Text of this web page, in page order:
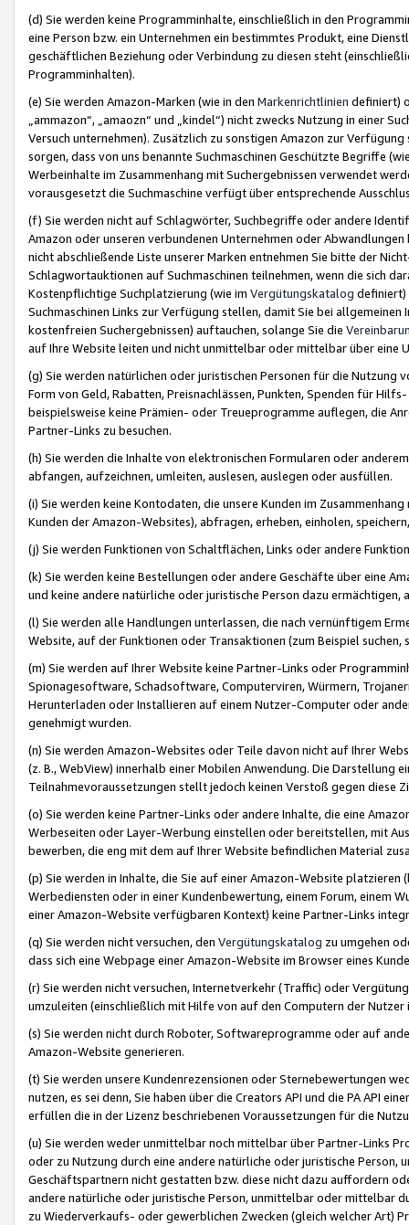
(d) Sie werden keine Programminhalte, einschließlich in den
eine Person bzw. ein Unternehmen ein bestimmtes Produkt, eine
geschäftlichen Beziehung oder Verbindung zu diesen steht
Programminhalten).
(e) Sie werden Amazon-Marken (wie in den Markenrichtlinien definiert)
„ammazon“, „amaozn“ und „kindel“) nicht zwecks Nutzung in einer
Versuch unternehmen). Zusätzlich zu sonstigen Amazon zur
sorgen, dass von uns benannte Suchmaschinen Geschützte Begriffe
Werbeinhalte im Zusammenhang mit Suchergebnissen verwendet
vorausgesetzt die Suchmaschine verfügt über entsprechende
(f) Sie werden nicht auf Schlagwörter, Suchbegriffe oder andere
Amazon oder unseren verbundenen Unternehmen oder
nicht abschließende Liste unserer Marken entnehmen Sie bitte der
Schlagwortauktionen auf Suchmaschinen teilnehmen, wenn die sich
Kostenpflichtige Suchplatzierung (wie im Vergütungskatalog definiert)
Suchmaschinen Links zur Verfügung stellen, damit Sie bei
kostenfreien Suchergebnissen) auftauchen, solange Sie die
auf Ihre Website leiten und nicht unmittelbar oder mittelbar über eine
(g) Sie werden natürlichen oder juristischen Personen für die Nutzung
Form von Geld, Rabatten, Preisnachlässen, Punkten, Spenden für
beispielsweise keine Prämien- oder Treueprogramme auflegen, die
Partner-Links zu besuchen.
(h) Sie werden die Inhalte von elektronischen Formularen oder
abfangen, aufzeichnen, umleiten, auslesen, auslegen oder ausfüllen.
(i) Sie werden keine Kontodaten, die unsere Kunden im
Kunden der Amazon-Websites), abfragen, erheben, einholen,
(j) Sie werden Funktionen von Schaltflächen, Links oder andere
(k) Sie werden keine Bestellungen oder andere Geschäfte über eine
und keine andere natürliche oder juristische Person dazu
(l) Sie werden alle Handlungen unterlassen, die nach vernünftigem
Website, auf der Funktionen oder Transaktionen (zum Beispiel
(m) Sie werden auf Ihrer Website keine Partner-Links oder
Spionagesoftware, Schadsoftware, Computerviren, Würmern,
Herunterladen oder Installieren auf einem Nutzer-Computer oder
genehmigt wurden.
(n) Sie werden Amazon-Websites oder Teile davon nicht auf Ihrer
(z. B., WebView) innerhalb einer Mobilen Anwendung. Die Darstellung
Teilnahmevoraussetzungen stellt jedoch keinen Verstoß gegen diese
(o) Sie werden keine Partner-Links oder andere Inhalte, die eine
Werbeseiten oder Layer-Werbung einstellen oder bereitstellen, mit
bewerben, die eng mit dem auf Ihrer Website befindlichen Material
(p) Sie werden in Inhalte, die Sie auf einer Amazon-Website
Werbediensten oder in einer Kundenbewertung, einem Forum, einem
einer Amazon-Website verfügbaren Kontext) keine Partner-Links
(q) Sie werden nicht versuchen, den Vergütungskatalog zu umgehen
dass sich eine Webpage einer Amazon-Website im Browser eines
(r) Sie werden nicht versuchen, Internetverkehr (Traffic) oder
umzuleiten (einschließlich mit Hilfe von auf den Computern der
(s) Sie werden nicht durch Roboter, Softwareprogramme oder auf
Amazon-Website generieren.
(t) Sie werden unsere Kundenrezensionen oder Sternebewertungen
nutzen, es sei denn, Sie haben über die Creators API und die PA API
erfüllen die in der Lizenz beschriebenen Voraussetzungen für die
(u) Sie werden weder unmittelbar noch mittelbar über Partner-Links
oder zu Nutzung durch eine andere natürliche oder juristische
Geschäftspartnern nicht gestatten bzw. diese nicht dazu auffordern
andere natürliche oder juristische Person, unmittelbar oder mittelbar
zu Wiederverkaufs- oder gewerblichen Zwecken (gleich welcher Art)